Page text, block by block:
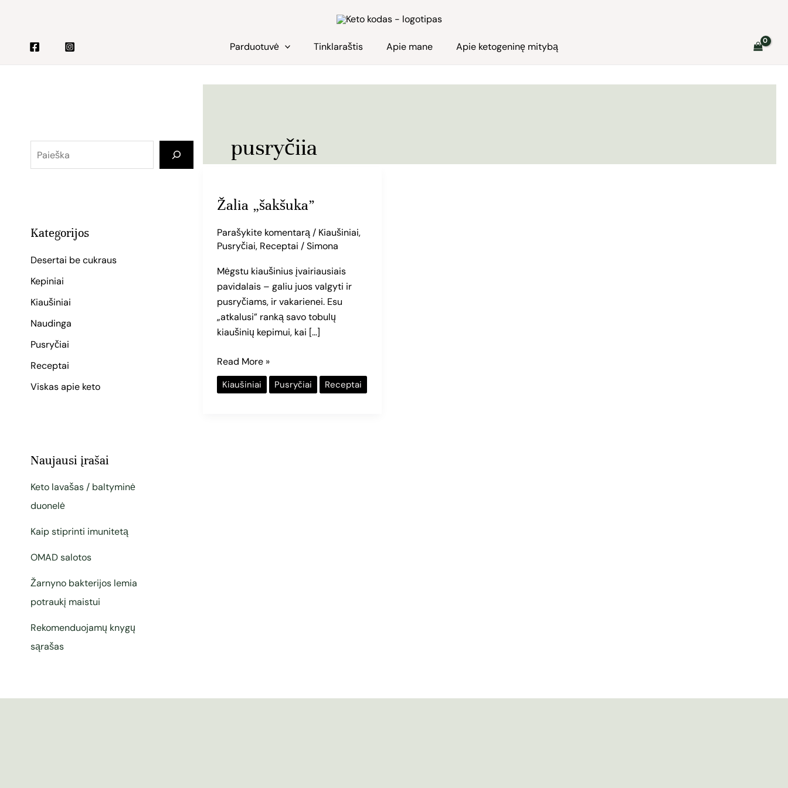
Parduotuvė Tinklaraštis Apie mane Apie ketogeninę mitybą
Kategorijos
Desertai be cukraus
Kepiniai
Kiaušiniai
Naudinga
Pusryčiai
Receptai
Viskas apie keto
Naujausi įrašai
Keto lavašas / baltyminė
duonelė
Kaip stiprinti imunitetą
OMAD salotos
Žarnyno bakterijos lemia
potraukį maistui
Rekomenduojamų knygų
sąrašas
pusryčiia
Žalia „šakšuka”
Parašykite komentarą / Kiaušiniai,
Pusryčiai, Receptai /Simona
Mėgstu kiaušinius įvairiausiais
pavidalais – galiu juos valgyti ir
pusryčiams, ir vakarienei. Esu
„atkalusi” ranką savo tobulų
kiaušinių kepimui, kai […]
Read More »
Kiaušiniai Pusryčiai Receptai